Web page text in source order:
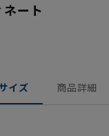
ート
イズ 商品詳細